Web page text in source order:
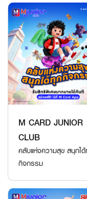
M CARD JUNIOR
CLUB
คลับแห่งความสุข สนุกไ
กิจกรรม